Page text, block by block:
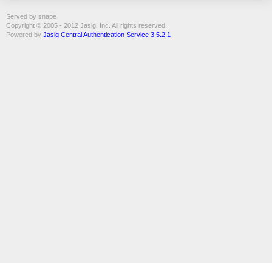
Served by snape
Copyright © 2005 - 2012 Jasig, Inc. All rights reserved.
Powered by Jasig Central Authentication Service 3.5.2.1